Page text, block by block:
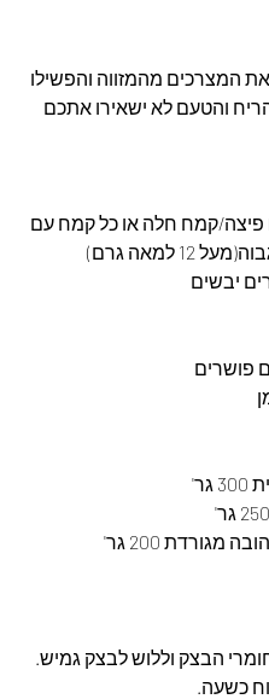
את המצרכים מהמזווה והפשילו
הריח והטעם לא ישאירו אתכם
פיצה/קמח חלה או כל קמח עם
12 למאה גרם)
יבשים
פושרים
מגורדת 200 גר'
הבצק וללוש לבצק גמיש.
כשעה.